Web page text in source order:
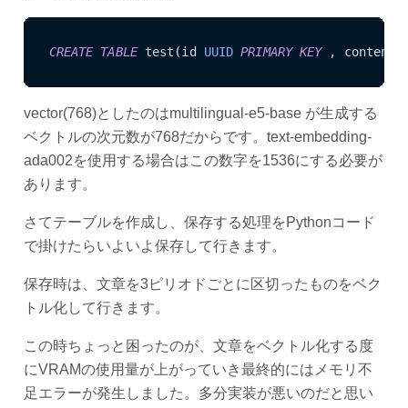
CREATE TABLE test(id UUID PRIMARY KEY , content
vector(768)としたのはmultilingual-e5-base が生成する
ベクトルの次元数が768だからです。text-embedding-
ada002を使用する場合はこの数字を1536にする必要が
あります。
さてテーブルを作成し、保存する処理をPythonコード
で掛けたらいよいよ保存して行きます。
保存時は、文章を3ピリオドごとに区切ったものをベク
トル化して行きます。
この時ちょっと困ったのが、文章をベクトル化する度
にVRAMの使用量が上がっていき最終的にはメモリ不
足エラーが発生しました。多分実装が悪いのだと思い